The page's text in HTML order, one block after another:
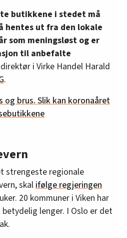
butikkene i stedet må
hentes ut fra den lokale
som meningsløst og er
til anbefalte
i Virke Handel Harald
.
og brus. Slik kan koronaåret
strengeste regionale
skal ifølge regjeringen
20 kommuner i Viken har
lenger. I Oslo er det